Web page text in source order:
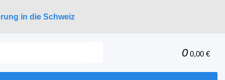
in die Schweiz
0 0,00 €